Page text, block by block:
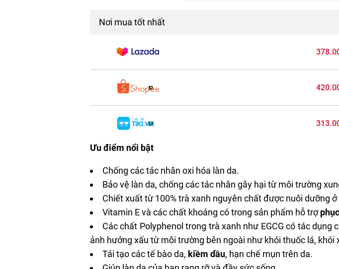
Nơi mua tốt nhất
Ưu điểm nổi bật
Chống các tác nhân oxi hóa làn da.
Bảo vệ làn da, chống các tác nhân gây hại từ môi trường
Chiết xuất từ 100% trà xanh nguyên chất được nuôi dưỡng
Vitamin E và các chất khoáng có trong sản phẩm hỗ trợ
Các chất Polyphenol trong trà xanh như EGCG có tác
ảnh hưởng xấu từ môi trường bên ngoài như khói thuốc lá, khói
Tái tạo các tế bào da, kiềm dầu, hạn chế mụn trên da.